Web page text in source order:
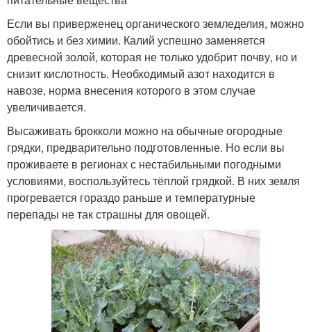
Если вы приверженец органического земледелия, можно
обойтись и без химии. Калий успешно заменяется
древесной золой, которая не только удобрит почву, но и
снизит кислотность. Необходимый азот находится в
навозе, норма внесения которого в этом случае
увеличивается.
Высаживать брокколи можно на обычные огородные
грядки, предварительно подготовленные. Но если вы
проживаете в регионах с нестабильными погодными
условиями, воспользуйтесь тёплой грядкой. В них земля
прогревается гораздо раньше и температурные
перепады не так страшны для овощей.